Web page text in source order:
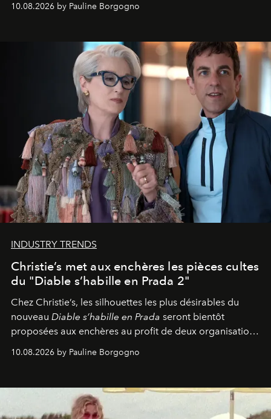
10.08.2026 by Pauline Borgogno
INDUSTRY TRENDS
Christie’s met aux enchères les pièces cultes
du "Diable s’habille en Prada 2"
Chez Christie’s, les silhouettes les plus désirables du
nouveau Diable s’habille en Prada seront bientôt
proposées aux enchères au profit de deux organisations
10.08.2026 by Pauline Borgogno